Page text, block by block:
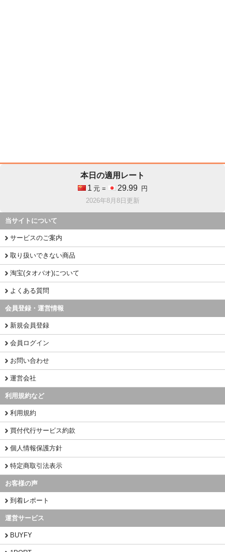
本日の適用レート
1 元 = 29.99
円
2026年8月8日更新
当サイトについて
サービスのご案内
取り扱いできない商品
淘宝(タオバオ)について
よくある質問
会員登録・運営情報
新規会員登録
会員ログイン
お問い合わせ
運営会社
利用規約など
利用規約
買付代行サービス約款
個人情報保護方針
特定商取引法表示
お客様の声
到着レポート
運営サービス
BUYFY